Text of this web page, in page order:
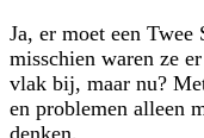
Ja, er moet een Twee
misschien waren ze
vlak bij, maar nu?
en problemen alleen
denken.